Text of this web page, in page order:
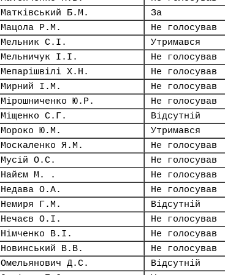
Матківський Б.М.
За
Мацола Р.М.
Не голосував
Мельник С.І.
Утримався
Мельничук І.І.
Не голосував
Мепарішвілі Х.Н.
Не голосував
Мирний І.М.
Не голосував
Мірошниченко Ю.Р.
Не голосував
Міщенко С.Г.
Відсутній
Мороко Ю.М.
Утримався
Москаленко Я.М.
Не голосував
Мусій О.С.
Не голосував
Найєм М. .
Не голосував
Недава О.А.
Не голосував
Немиря Г.М.
Відсутній
Нечаєв О.І.
Не голосував
Німченко В.І.
Не голосував
Новинський В.В.
Не голосував
Омельянович Д.С.
Відсутній